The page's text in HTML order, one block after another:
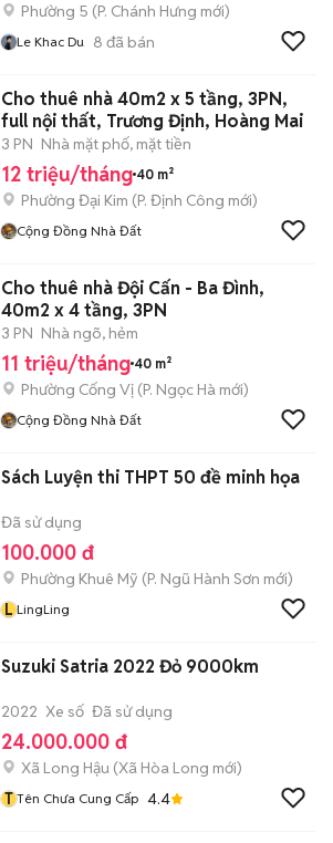
Phường 5 (P. Chánh Hưng mới)
Le Khac Du 8 đã bán
Cho thuê nhà 40m2 x 5 tầng, 3PN,
full nội thất, Trương Định, Hoàng Mai
3 PN Nhà mặt phố, mặt tiền
12 triệu/tháng 40 m²
Phường Đại Kim (P. Định Công mới)
Cộng Đồng Nhà Đất
Cho thuê nhà Đội Cấn - Ba Đình,
40m2 x 4 tầng, 3PN
3 PN Nhà ngõ, hẻm
11 triệu/tháng 40 m²
Phường Cống Vị (P. Ngọc Hà mới)
Cộng Đồng Nhà Đất
Sách Luyện thi THPT 50 đề minh họa
Đã sử dụng
100.000 đ
Phường Khuê Mỹ (P. Ngũ Hành Sơn mới)
L LingLing
Suzuki Satria 2022 Đỏ 9000km
2022 Xe số Đã sử dụng
24.000.000 đ
Xã Long Hậu (Xã Hòa Long mới)
T Tên Chưa Cung Cấp 4.4